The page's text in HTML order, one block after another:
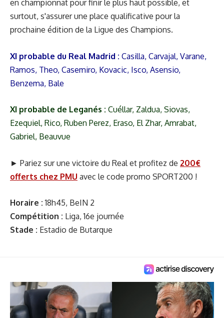
en championnat pour finir le plus haut possible, et
surtout, s'assurer une place qualificative pour la
prochaine édition de la Ligue des Champions.
XI probable du Real Madrid : Casilla, Carvajal, Varane,
Ramos, Theo, Casemiro, Kovacic, Isco, Asensio,
Benzema, Bale
XI probable de Leganés : Cuéllar, Zaldua, Siovas,
Ezequiel, Rico, Ruben Perez, Eraso, El Zhar, Amrabat,
Gabriel, Beauvue
► Pariez sur une victoire du Real et profitez de 200€
offerts chez PMU avec le code promo SPORT200 !
Horaire : 18h45, BeIN 2
Compétition : Liga, 16e journée
Stade : Estadio de Butarque